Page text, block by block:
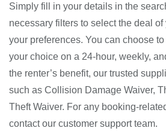
Simply fill in your details in the
necessary filters to select the deal
your preferences. You can choose
your choice on a 24-hour, weekly,
the renter’s benefit, our trusted
such as Collision Damage Waiver,
Theft Waiver. For any booking-
contact our customer support team.